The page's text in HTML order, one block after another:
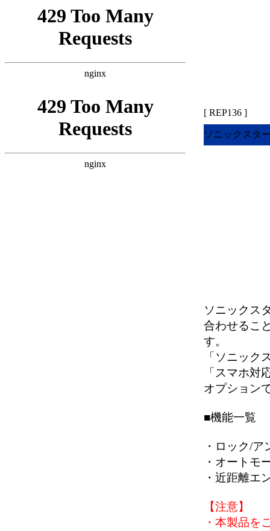
[ REP136 ]
ソニックスタ
ソニックス
合わせるこ
す。
「ソニック
「スマホ対
オプション
■機能一覧
・ロック/ア
・オートモ
・近距離エ
【注意】
・本製品を